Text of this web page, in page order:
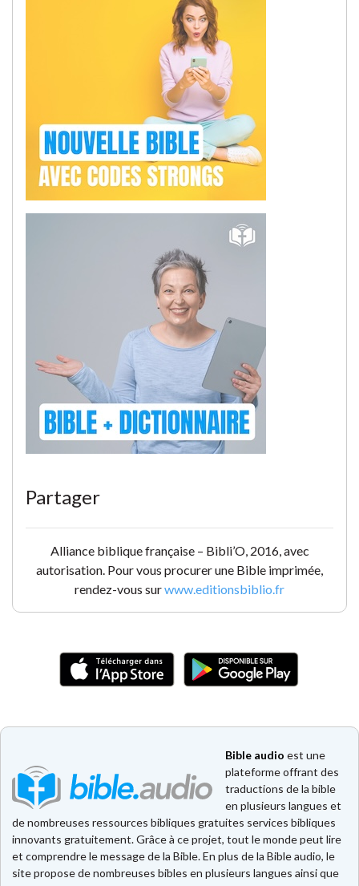
Partager
Alliance biblique française – Bibli’O, 2016, avec
autorisation. Pour vous procurer une Bible imprimée,
rendez-vous surwww.editionsbiblio.fr
Bible audio est une
plateforme offrant des
traductions de la bible
en plusieurs langues et
de nombreuses ressources bibliques gratuites services bibliques
innovants gratuitement. Grâce à ce projet, tout le monde peut lire
et comprendre le message de la Bible. En plus de la Bible audio, le
site propose de nombreuses bibles en plusieurs langues ainsi que